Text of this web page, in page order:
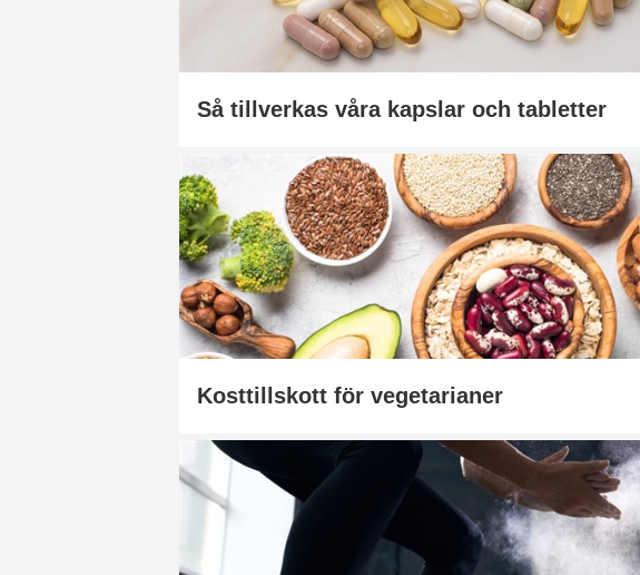
Så tillverkas våra kapslar och tabletter
Kosttillskott för vegetarianer